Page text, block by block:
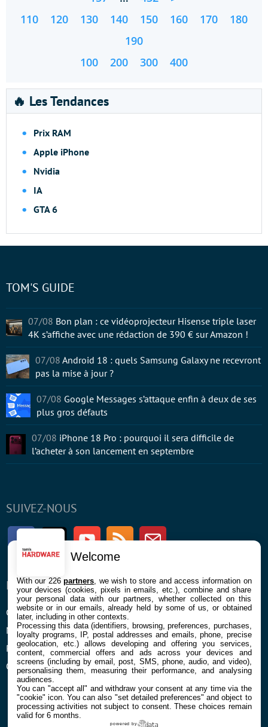
110 120 130 140 150 160 170
180
190
100
200 300 400
🔥 Les Tendances
Prix RAM
Apple iPhone
Nvidia
IA
GTA 6
SUIVEZ-NOUS
FacebookTwitter Youtube RSS Newsletter
ENTREPRISE
Confidentialité et Cookies
Mentions légales et CGU
Préférences Cookies
Qui sommes nous
À PROPOS
Contact
TOM'S GUIDE
07/08 Bon plan : ce vidéoprojecteur Hisense triple laser
4K s’affiche avec une rédaction de 390 € sur Amazon !
07/08 Android 18 : quels Samsung Galaxy ne recevront
pas la mise à jour ?
07/08 Google Messages s’attaque enfin à deux de ses
plus gros défauts
07/08 iPhone 18 Pro : pourquoi il sera difficile de
l’acheter à son lancement en septembre
Welcome
With our 226partners , we wish to store and access information on
your devices (cookies, pixels in emails, etc.), combine and share
your personal data with our partners, whether collected on this
website or in our emails, already held by some of us, or obtained
later, including in other contexts.
Processing this data (identifiers, browsing, preferences, purchases,
loyalty programs, IP, postal addresses and emails, phone, precise
geolocation, etc.) allows developing and offering you services,
content, commercial offers and ads across your devices and
screens (including by email, post, SMS, phone, audio, and video),
personalising them, measuring their performance, and analysing
audiences.
You can "accept all" and withdraw your consent at any time via the
"cookie" icon. You can also "set detailed preferences" and object to
processing activities not subject to consent. These choices remain
valid for 6 months.
powered by